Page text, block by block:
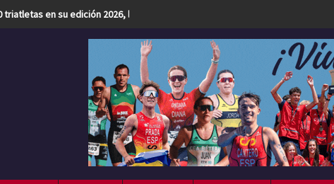
en su edición 2026, la más numerosa hasta la fecha